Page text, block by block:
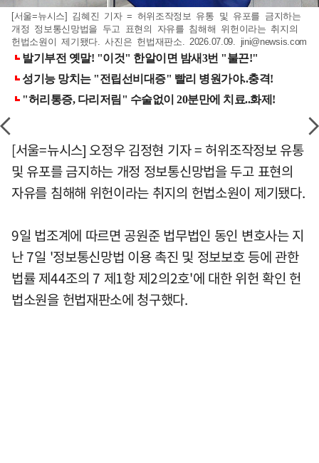
[서울=뉴시스] 김혜진 기자 = 허위조작정보 유통 및 유포를 금지하는
개정 정보통신망법을 두고 표현의 자유를 침해해 위헌이라는 취지의
헌법소원이 제기됐다. 사진은 헌법재판소. 2026.07.09. jini@newsis.com
[서울=뉴시스] 오정우 김정현 기자 = 허위조작정보 유통
및 유포를 금지하는 개정 정보통신망법을 두고 표현의
자유를 침해해 위헌이라는 취지의 헌법소원이 제기됐다.
9일 법조계에 따르면 공원준 법무법인 동인 변호사는 지
난 7일 '정보통신망법 이용 촉진 및 정보보호 등에 관한
법률 제44조의 7 제1항 제2의2호'에 대한 위헌 확인 헌
법소원을 헌법재판소에 청구했다.